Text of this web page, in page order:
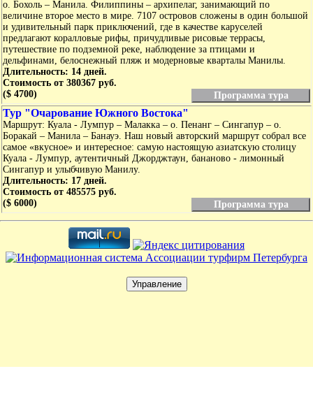
о. Бохоль – Манила. Филиппины – архипелаг, занимающий по
величине второе место в мире. 7107 островов сложены в один большой
и удивительный парк приключений, где в качестве каруселей
предлагают коралловые рифы, причудливые рисовые террасы,
путешествие по подземной реке, наблюдение за птицами и
дельфинами, белоснежный пляж и модерновые кварталы Манилы.
Длительность: 14 дней.
Стоимость от 380367 руб.
($ 4700)
Программа тура
Тур "Очарование Южного Востока"
Маршрут: Куала - Лумпур – Малакка – о. Пенанг – Сингапур – о.
Боракай – Манила – Банауэ. Наш новый авторский маршрут собрал все
самое «вкусное» и интересное: самую настоящую азиатскую столицу
Куала - Лумпур, аутентичный Джорджтаун, бананово - лимонный
Сингапур и улыбчивую Манилу.
Длительность: 17 дней.
Стоимость от 485575 руб.
($ 6000)
Программа тура